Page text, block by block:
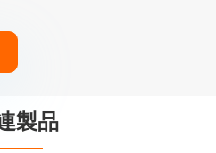
製品